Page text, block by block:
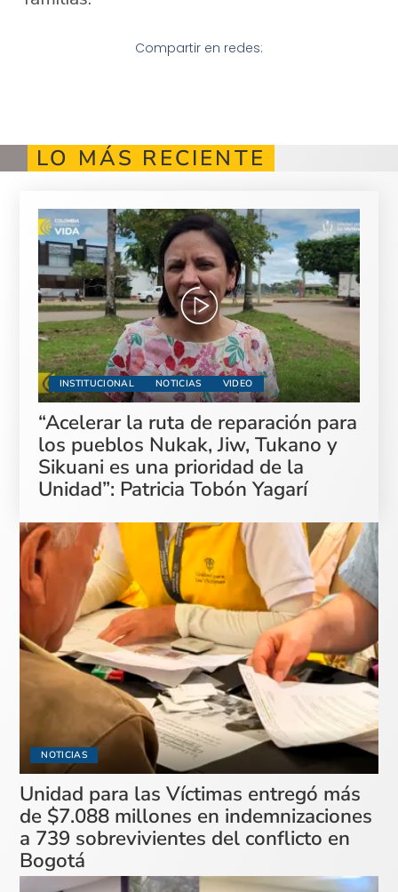
Compartir en redes:
LO MÁS RECIENTE
INSTITUCIONAL NOTICIAS VIDEO
“Acelerar la ruta de reparación para
los pueblos Nukak, Jiw, Tukano y
Sikuani es una prioridad de la
Unidad”: Patricia Tobón Yagarí
NOTICIAS
Unidad para las Víctimas entregó más
de $7.088 millones en indemnizaciones
a 739 sobrevivientes del conflicto en
Bogotá